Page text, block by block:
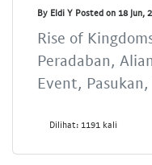
By Eldi Y Posted on 18 Jun,
Rise of
Peradaban,
Event,
Dilihat: 1191 kali